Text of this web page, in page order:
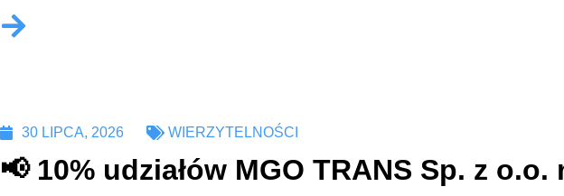
30 LIPCA, 2026 WIERZYTELNOŚCI
📢 10% udziałów MGO TRANS Sp. z o.o.